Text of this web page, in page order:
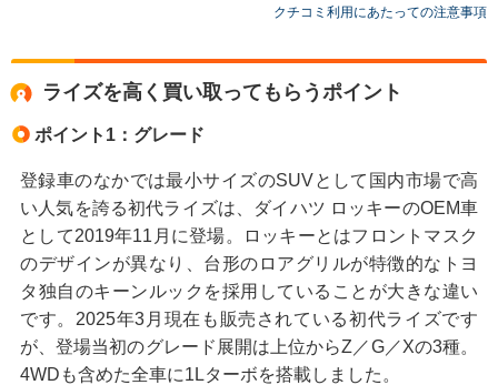
クチコミ利用にあたっての注意事項
ライズを高く買い取ってもらうポイント
ポイント1：グレード
登録車のなかでは最小サイズのSUVとして国内市場で高
い人気を誇る初代ライズは、ダイハツ ロッキーのOEM車
として2019年11月に登場。ロッキーとはフロントマスク
のデザインが異なり、台形のロアグリルが特徴的なトヨ
タ独自のキーンルックを採用していることが大きな違い
です。2025年3月現在も販売されている初代ライズです
が、登場当初のグレード展開は上位からZ／G／Xの3種。
4WDも含めた全車に1Lターボを搭載しました。